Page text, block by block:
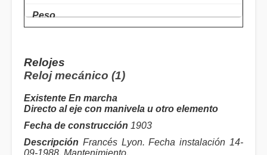
Relojes
Reloj mecánico (1)
Existente En marcha
Directo al eje con manivela u otro elemento
Fecha de construcción 1903
Descripción Francés Lyon. Fecha instalación 14-